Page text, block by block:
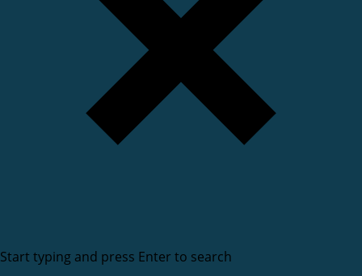
Start typing and press Enter to search